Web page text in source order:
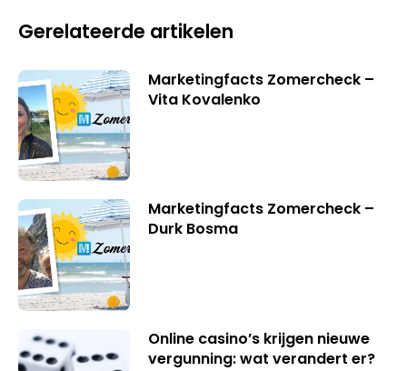
Gerelateerde artikelen
Marketingfacts Zomercheck –
Vita Kovalenko
Marketingfacts Zomercheck –
Durk Bosma
Online casino’s krijgen nieuwe
vergunning: wat verandert er?